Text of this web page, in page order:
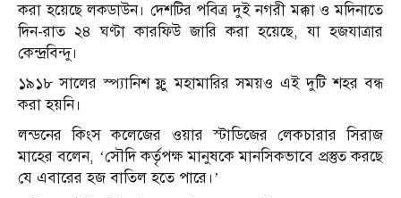
করা হয়েছে লকডাউন। দেশটির পবিত্র দুই নগরী মক্কা ও মদিনাতে
দিন-রাত ২৪ ঘণ্টা কারফিউ জারি করা হয়েছে, যা হজযাত্রার
কেন্দ্রবিন্দু।
১৯১৮ সালের স্প্যানিশ ফ্লু মহামারির সময়ও এই দুটি শহর বন্ধ
করা হয়নি।
লন্ডনের কিংস কলেজের ওয়ার স্টাডিজের লেকচারার সিরাজ
মাহের বলেন, ‘সৌদি কর্তৃপক্ষ মানুষকে মানসিকভাবে প্রস্তুত করছে
যে এবারের হজ বাতিল হতে পারে।’